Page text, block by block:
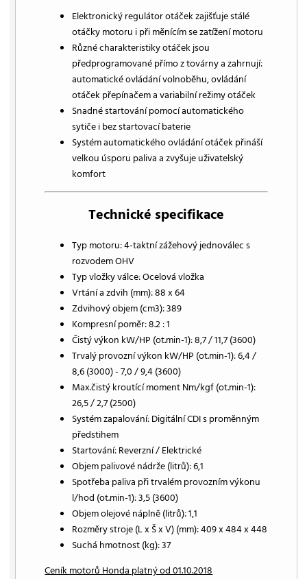
Elektronický regulátor otáček zajišťuje stálé
otáčky motoru i při měnícím se zatížení motoru
Různé charakteristiky otáček jsou
předprogramované přímo z továrny a zahrnují:
automatické ovládání volnoběhu, ovládání
otáček přepínačem a variabilní režimy otáček
Snadné startování pomocí automatického
sytiče i bez startovací baterie
Systém automatického ovládání otáček přináší
velkou úsporu paliva a zvyšuje uživatelský
komfort
Technické specifikace
Typ motoru: 4-taktní zážehový jednoválec s
rozvodem OHV
Typ vložky válce: Ocelová vložka
Vrtání a zdvih (mm): 88 x 64
Zdvihový objem (cm3): 389
Kompresní poměr: 8.2 : 1
Čistý výkon kW/HP (ot.min-1): 8,7 / 11,7 (3600)
Trvalý provozní výkon kW/HP (ot.min-1): 6,4 /
8,6 (3000) - 7,0 / 9,4 (3600)
Max.čistý kroutící moment Nm/kgf (ot.min-1):
26,5 / 2,7 (2500)
Systém zapalování: Digitální CDI s proměnným
předstihem
Startování: Reverzní / Elektrické
Objem palivové nádrže (litrů): 6,1
Spotřeba paliva při trvalém provozním výkonu
l/hod (ot.min-1): 3,5 (3600)
Objem olejové náplně (litrů): 1,1
Rozměry stroje (L x Š x V) (mm): 409 x 484 x 448
Suchá hmotnost (kg): 37
Ceník motorů Honda platný od 01.10.2018